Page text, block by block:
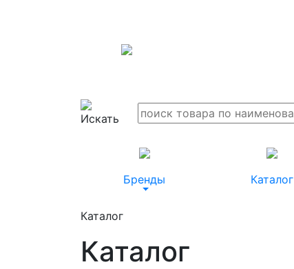
Бренды Каталог
Каталог
Каталог